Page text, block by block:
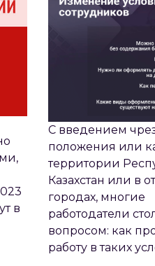
в
С введением
положения или
территории
Казахстан или в
городах, многие
работодатели
вопросом: как
работу в таких
ИЗМЕНЕНИЙ